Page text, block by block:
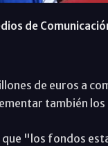
de
de euros a
también
que "los fondos